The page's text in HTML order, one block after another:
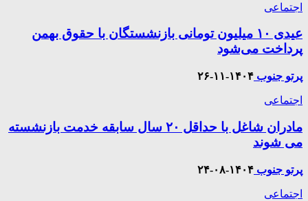
اجتماعی
عیدی ۱۰ میلیون تومانی بازنشستگان با حقوق بهمن
پرداخت می‌شود
پرتو جنوب ۱۴۰۴-۱۱-۲۶
اجتماعی
مادران شاغل با حداقل ۲۰ سال سابقه خدمت بازنشسته
می شوند
پرتو جنوب ۱۴۰۴-۰۸-۲۴
اجتماعی